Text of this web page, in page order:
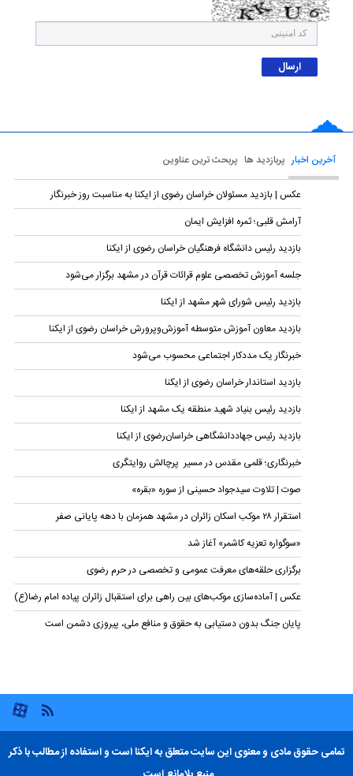
آخرین اخبار پربازدید ها پربحث ترین عناوین
عکس | بازدید مسئولان خراسان رضوی از ایکنا به مناسبت روز خبرنگار
آرامش قلبی؛ ثمره افزایش ایمان
بازدید رئیس دانشگاه فرهنگیان خراسان رضوی از ایکنا
جلسه آموزش تخصصی علوم قرائات قرآن در مشهد برگزار می‌شود
بازدید رئیس شورای شهر مشهد از ایکنا
بازدید معاون آموزش متوسطه آموزش‌وپرورش خراسان رضوی از ایکنا
خبرنگار یک مددکار اجتماعی محسوب می‌شود
بازدید استاندار خراسان رضوی از ایکنا
بازدید رئیس بنیاد شهید منطقه یک مشهد از ایکنا
بازدید رئیس جهاددانشگاهی خراسان‌رضوی از ایکنا
خبرنگاری؛ قلمی مقدس در مسیر پرچالش روایتگری
صوت | تلاوت سیدجواد حسینی از سوره‌ «بقره»
استقرار ۲۸ موکب اسکان زائران در مشهد همزمان با دهه پایانی صفر
«سوگواره تعزیه کاشمر» آغاز شد
برگزاری حلقه‌های معرفت عمومی و تخصصی در حرم رضوی
عکس | آماده‌سازی موکب‌های بین راهی برای استقبال زائران پیاده امام رضا(ع)
پایان جنگ بدون دستیابی به حقوق و منافع ملی، پیروزی دشمن است
تمامی حقوق مادی و معنوی این سایت متعلق به ایکنا است و استفاده از مطالب با ذکر